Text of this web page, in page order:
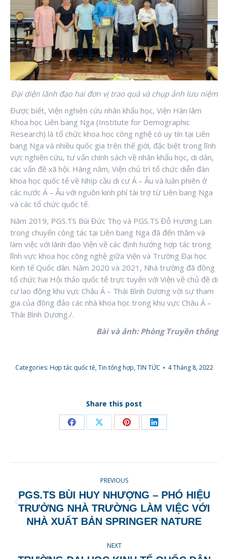
Đại diện lãnh đạo hai đơn vị trao quà và chụp ảnh lưu niệm
Được biết, Viện nghiên cứu nhân khẩu học, Viện Hàn lâm
Khoa học Liên bang Nga (Institute for Demographic
Research) là tổ chức khoa học công nghệ có uy tín tại Liên
bang Nga và nhiều quốc gia trên thế giới, đặc biệt trong lĩnh
vực nghiên cứu, tư vấn chính sách về nhân khẩu học, di dân,
các vấn đề xã hội. Hàng năm, Viện chủ trì tổ chức diễn đàn
khoa học quốc tế về Nhịp cầu di cư Á – Âu và luân phiên ở
các nước Á – Âu với nguồn kinh phí tài trợ từ Liên bang Nga
và các tổ chức quốc tế.
Năm 2019, PGS.TS Bùi Đức Thọ và PGS.TS Đỗ Hương Lan
trong chuyến công tác tại Liên bang Nga đã đến thăm và
làm việc với lãnh đạo Viện về các định hướng hợp tác trong
lĩnh vực khoa học công nghệ giữa Viện và Trường Đại học
Kinh tế Quốc dân. Năm 2020 và 2021, Nhà trường đã đồng
tổ chức hai Hội thảo quốc tế trực tuyến với Viện về chủ đề di
cư lao động khu vực Châu Á – Thái Bình Dương với sự tham
gia của đông đảo các nhà khoa học trong khu vực Châu Á –
Thái Bình Dương./.
Bài và ảnh: Phòng Truyền thông
Categories: Hợp tác quốc tế,Tin tổng hợp,TIN TỨC 4 Tháng 8, 2022
Share this post
Share
Facebook
Share
X
Share
Pinterest
Share
LinkedIn
NAVIGATION
PREVIOUS
Previous
post:
PGS.TS BÙI HUY NHƯỢNG – PHÓ HIỆU
TRƯỞNG NHÀ TRƯỜNG LÀM VIỆC VỚI
NHÀ XUẤT BẢN SPRINGER NATURE
NEXT